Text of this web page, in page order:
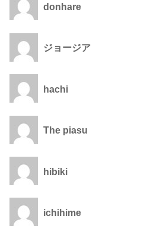
donhare
ジョージア
hachi
The piasu
hibiki
ichihime